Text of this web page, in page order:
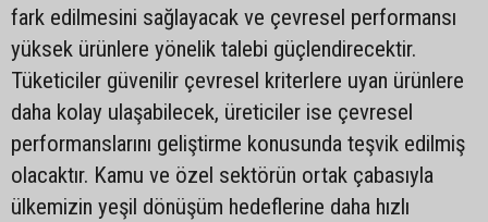
fark edilmesini sağlayacak ve çevresel performansı
yüksek ürünlere yönelik talebi güçlendirecektir.
Tüketiciler güvenilir çevresel kriterlere uyan ürünlere
daha kolay ulaşabilecek, üreticiler ise çevresel
performanslarını geliştirme konusunda teşvik edilmiş
olacaktır. Kamu ve özel sektörün ortak çabasıyla
ülkemizin yeşil dönüşüm hedeflerine daha hızlı